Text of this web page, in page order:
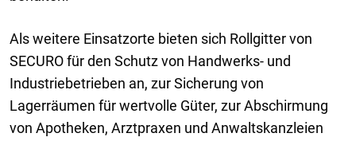
Als weitere Einsatzorte bieten sich Rollgitter von
SECURO für den Schutz von Handwerks- und
Industriebetrieben an, zur Sicherung von
Lagerräumen für wertvolle Güter, zur Abschirmung
von Apotheken, Arztpraxen und Anwaltskanzleien